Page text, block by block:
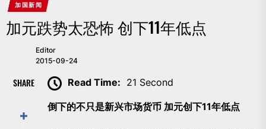
加国新闻
加元跌势太恐怖 创下11年低点
Editor
2015-09-24
SHARE Read Time: 21 Second
倒下的不只是新兴市场货币 加元创下11年低点